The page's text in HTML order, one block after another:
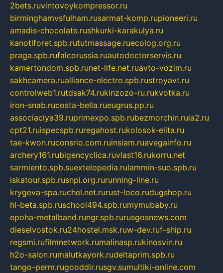
2bets.ruvintovoykompressor.ru
birminghamvsfulham.rusarmat-komp.rupioneeri.ru
amadis-chocolate.rushkurki-karakulya.ru
kanotiforet.spb.rututmassage.ruecolog.org.ru
praga.spb.rufalcorussia.ruautodoctorservis.ru
kamertondom.spb.runet-life.net.ruavto-vozim.ru
sakhcamera.rualliance-electro.spb.rustroyavt.ru
controlweb1.rutdsak74.rukinzozo-ru.rukvotka.ru
iron-snab.rucosta-bella.rueugrus.pp.ru
associaciya39.ruprimexpo.spb.rubezmorchin.ruia2.ru
cpt21.ruispecspb.ruregahost.rukolosok-elita.ru
tae-kwon.ruconsrio.com.ruinsiam.ruavegainfo.ru
archery161.rubigencyclica.ruvlast16.rukorru.net
sarmiento.spb.suextelopedia.rulammin-suo.spb.ru
iskatour.spb.rusnpi.org.rurunning-line.ru
krygeva-spa.ruchel.net.rurust-loco.rudugshop.ru
hl-beta.spb.ruschool494.spb.rumymubaby.ru
epoha-metalband.rungr.spb.rurusgosnews.com
dieselvostok.ru24hostel.msk.ruw-dev.ruf-ship.ru
regsmi.rufilmnetwork.rumalinasp.rukinosvin.ru
h2o-salon.rumalutkayork.rudeltaprim.spb.ru
tango-perm.rugooddir.rusgv.sumultiki-online.com